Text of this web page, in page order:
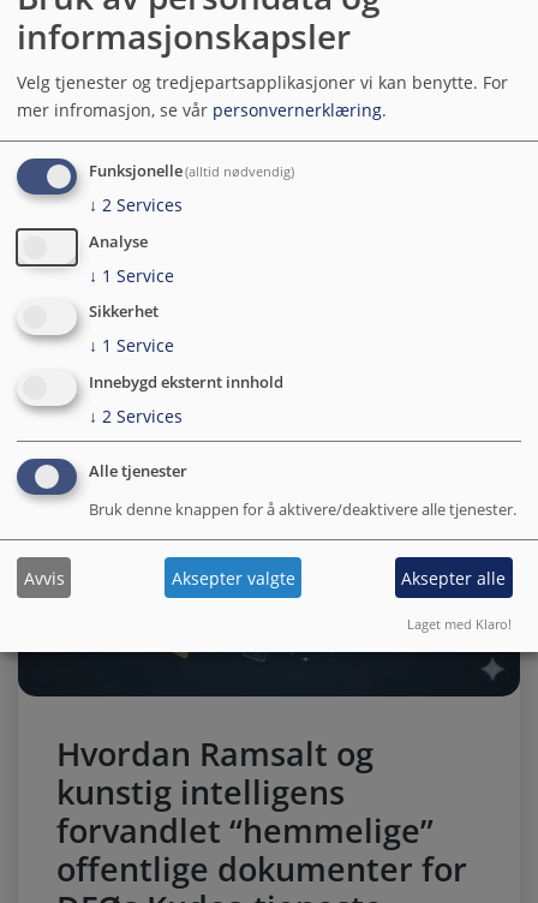
til å bli med i teamet vårt og forbedre salgsarbeidet vårt. Er
det du?
Yngve W. Bergheim 20.05.2026
Hvordan Ramsalt og
kunstig intelligens
forvandlet “hemmelige”
offentlige dokumenter for
informasjonskapsler
Velg tjenester og tredjepartsapplikasjoner vi kan benytte. For
mer infromasjon, se vår personvernerklæring.
Funksjonelle(alltid nødvendig)
↓ 2 Services
Analyse
↓ 1 Service
Sikkerhet
↓ 1 Service
Innebygd eksternt innhold
↓ 2 Services
Alle tjenester
Bruk denne knappen for å aktivere/deaktivere alle tjenester.
Avvis Aksepter valgte Aksepter alle
Laget med Klaro!